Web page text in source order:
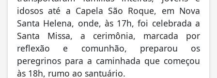
O percurso de 18 quilômetros foi percorrido
com espírito de muita união, paradas
estratégicas para descanso e hidratação
garantiram a participação de pessoas de
todas as idades, enquanto voluntários
distribuíam água e ofereciam assistência. Um